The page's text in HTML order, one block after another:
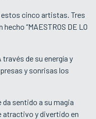
cinco artistas. Tres
“MAESTROS DE LO
través de su energía y
y sonrisas los
da sentido a su magia
atractivo y divertido en